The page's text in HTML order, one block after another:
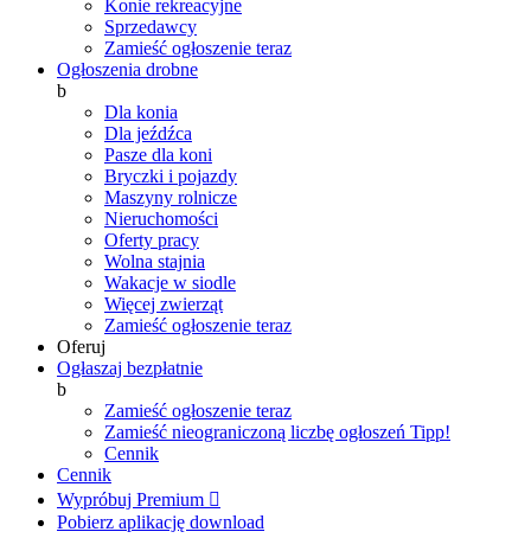
Konie rekreacyjne
Sprzedawcy
Zamieść ogłoszenie teraz
Ogłoszenia drobne
b
Dla konia
Dla jeźdźca
Pasze dla koni
Bryczki i pojazdy
Maszyny rolnicze
Nieruchomości
Oferty pracy
Wolna stajnia
Wakacje w siodle
Więcej zwierząt
Zamieść ogłoszenie teraz
Oferuj
Ogłaszaj bezpłatnie
b
Zamieść ogłoszenie teraz
Zamieść nieograniczoną liczbę ogłoszeń Tipp!
Cennik
Cennik
Wypróbuj Premium 
Pobierz aplikację download